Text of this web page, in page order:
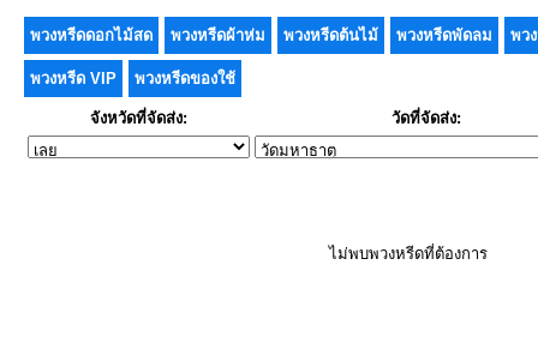
พวงหรีดดอกไม้สด พวงหรีดผ้าห่ม พวงหรีดต้นไม้ พวงหรีดพัดลม พว
พวงหรีด VIP พวงหรีดของใช้
จังหวัดที่จัดส่ง: วัดที่จัดส่ง:
ไม่พบพวงหรีดที่ต้องการ